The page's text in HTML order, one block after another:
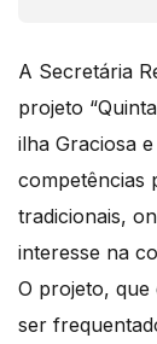
A Secretária
projeto
ilha Graciosa
competências
tradicionais,
interesse na
O projeto, que
ser